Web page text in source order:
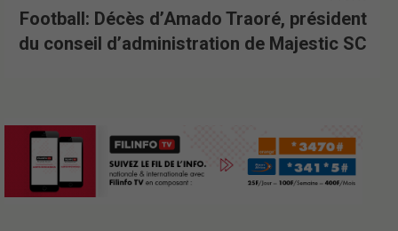
Football: Décès d’Amado Traoré, président
du conseil d’administration de Majestic SC